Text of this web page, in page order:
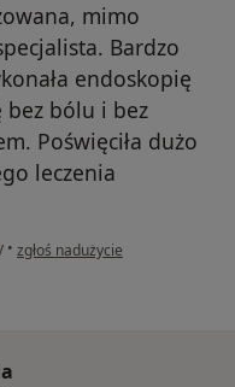
mimo
Bardzo
endoskopię
bez bólu i bez
Poświęciła dużo
leczenia
• w opinii użytkownika Konto
zgłoś nadużycie